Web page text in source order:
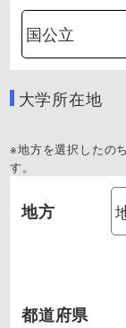
大学所在地
※地方を選択したの
す。
地方
都道府県